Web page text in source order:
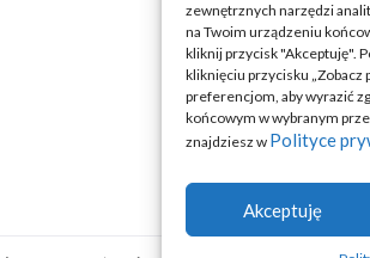
zewnętrznych narzędzi
na Twoim urządzeniu
kliknij przycisk "Akceptuję".
kliknięciu przycisku „Zobacz
preferencjom, aby wyrazić
końcowym w wybranym
znajdziesz w Polityce
Akceptuję